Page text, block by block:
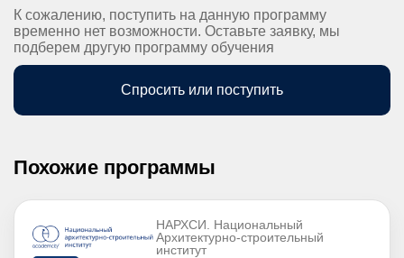
К сожалению, поступить на данную программу
временно нет возможности. Оставьте заявку, мы
подберем другую программу обучения
Спросить или поступить
Похожие программы
НАРХСИ. Национальный
Архитектурно-строительный
институт